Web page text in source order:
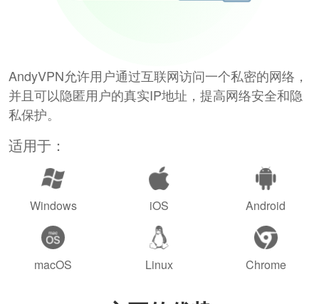
AndyVPN允许用户通过互联网访问一个私密的网络，
并且可以隐匿用户的真实IP地址，提高网络安全和隐
私保护。
适用于：
Windows iOS Android
macOS Linux Chrome